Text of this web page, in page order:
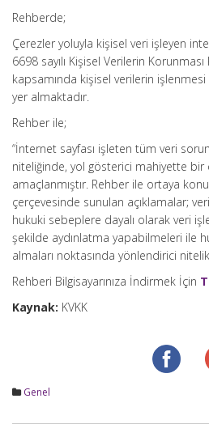
Rehberde;
Çerezler yoluyla kişisel veri işleyen
6698 sayılı Kişisel Verilerin
kapsamında kişisel verilerin
yer almaktadır.
Rehber ile;
“İnternet sayfası işleten tüm veri
niteliğinde, yol gösterici mahiyette bir
amaçlanmıştır. Rehber ile ortaya
çerçevesinde sunulan açıklamalar;
hukuki sebeplere dayalı olarak veri
şekilde aydınlatma yapabilmeleri ile
almaları noktasında yönlendirici
Rehberi Bilgisayarınıza İndirmek İçin
Kaynak: KVKK
Genel